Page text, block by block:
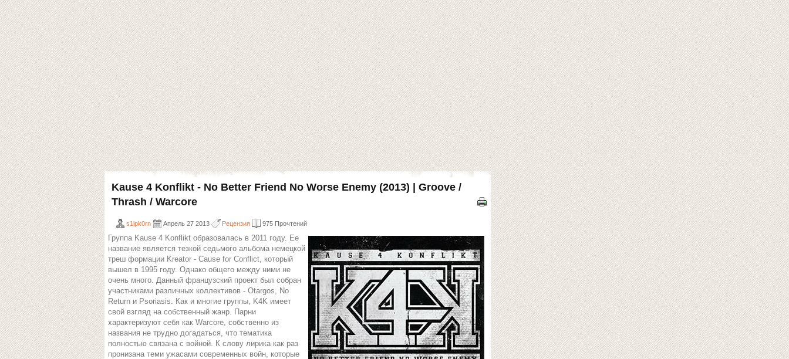
Kause 4 Konflikt - No Better Friend No Worse Enemy (2013) | Groove /
Thrash / Warcore
s1ipk0rn Апрель 27 2013 Рецензия 975 Прочтений
Группа Kause 4 Konflikt образовалась в 2011 году. Ее
название является тезкой седьмого альбома немецкой
треш формации Kreator - Cause for Conflict, который
вышел в 1995 году. Однако общего между ними не
очень много. Данный французский проект был собран
участниками различных коллективов - Otargos, No
Return и Psoriasis. Как и многие группы, K4K имеет
свой взгляд на собственный жанр. Парни
характеризуют себя как Warcore, собственно из
названия не трудно догадаться, что тематика
полностью связана с войной. К слову лирика как раз
пронизана теми ужасами современных войн, которые